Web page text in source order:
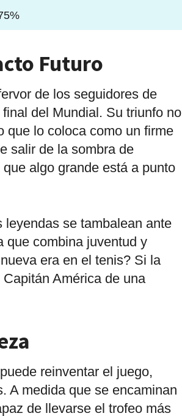
Futuro
de los seguidores de
del Mundial. Su triunfo no
que lo coloca como un firme
salir de la sombra de
que algo grande está a punto
se tambalean ante
que combina juventud y
era en el tenis? Si la
América de una
reinventar el juego,
A medida que se encaminan
de llevarse el trofeo más